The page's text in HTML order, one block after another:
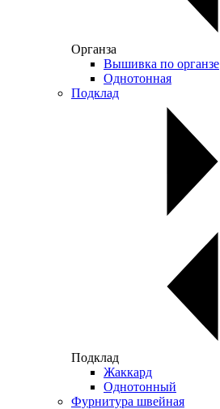
Органза
Вышивка по органзе
Однотонная
Подклад
Подклад
Жаккард
Однотонный
Фурнитура швейная